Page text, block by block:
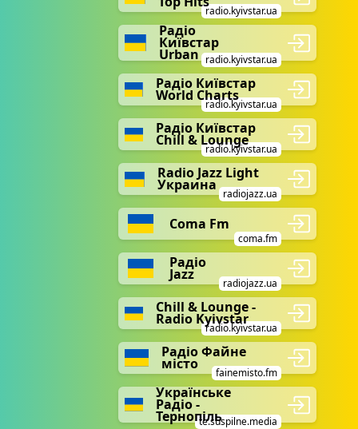
radio.kyivstar.ua
Радіо
Київстар
Urban radio.kyivstar.ua
Радіо Київстар
World Charts
radio.kyivstar.ua
Радіо Київстар
Chill & Lounge
radio.kyivstar.ua
Radio Jazz Light
Украина
radiojazz.ua
Coma Fm
coma.fm
Радіо
Jazz
radiojazz.ua
Chill & Lounge -
Radio Kyivstar
radio.kyivstar.ua
Радіо Файне
місто
fainemisto.fm
Українське
Радіо -
Тернопільte.suspilne.media